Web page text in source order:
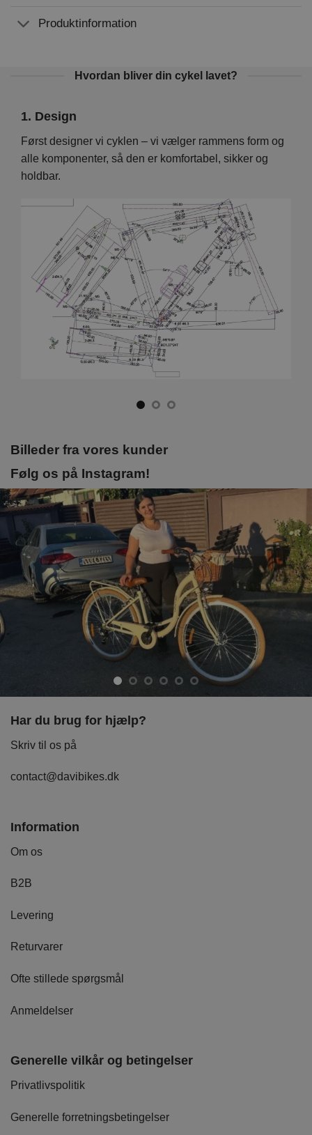
Produktinformation
Hvordan bliver din cykel lavet?
1. Design
Først designer vi cyklen – vi vælger rammens form og
alle komponenter, så den er komfortabel, sikker og
holdbar.
Billeder fra vores kunder
Følg os på Instagram!
Har du brug for hjælp?
Skriv til os på
contact@davibikes.dk
Information
Om os
B2B
Levering
Returvarer
Ofte stillede spørgsmål
Anmeldelser
Generelle vilkår og betingelser
Privatlivspolitik
Generelle forretningsbetingelser